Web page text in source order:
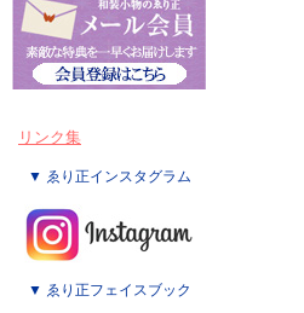
リンク集
▼ ゑり正インスタグラム
▼ ゑり正フェイスブック